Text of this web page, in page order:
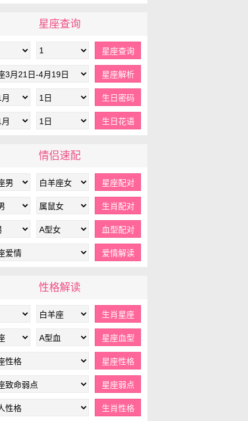
星座查询
情侣速配
性格解读